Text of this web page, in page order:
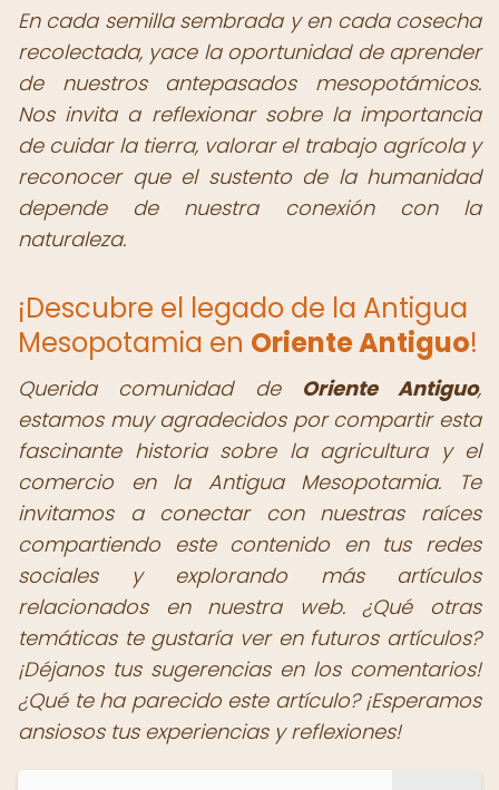
En cada semilla sembrada y en cada cosecha
recolectada, yace la oportunidad de aprender
de nuestros antepasados mesopotámicos.
Nos invita a reflexionar sobre la importancia
de cuidar la tierra, valorar el trabajo agrícola y
reconocer que el sustento de la humanidad
depende de nuestra conexión con la
naturaleza.
¡Descubre el legado de la Antigua
Mesopotamia en Oriente Antiguo!
Querida comunidad de Oriente Antiguo,
estamos muy agradecidos por compartir esta
fascinante historia sobre la agricultura y el
comercio en la Antigua Mesopotamia. Te
invitamos a conectar con nuestras raíces
compartiendo este contenido en tus redes
sociales y explorando más artículos
relacionados en nuestra web. ¿Qué otras
temáticas te gustaría ver en futuros artículos?
¡Déjanos tus sugerencias en los comentarios!
¿Qué te ha parecido este artículo? ¡Esperamos
ansiosos tus experiencias y reflexiones!